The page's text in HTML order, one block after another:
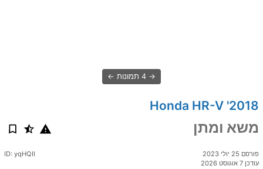
4 תמונות
2018' Honda HR-V
משא ומתן
פורסם 25 יולי 2023
עודכן 7 אוגוסט 2026
ID: yqHQII